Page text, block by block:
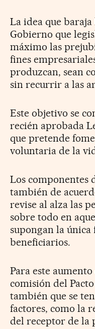
La idea que
Gobierno que
máximo las
fines
produzcan, sean
sin recurrir a las
Este objetivo se
recién aprobada
que pretende
voluntaria de la
Los componentes
también de
revise al alza las
sobre todo en
supongan la única
beneficiarios.
Para este
comisión del
también que se
factores, como la
del receptor de la